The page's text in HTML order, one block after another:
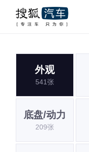
外观
541张
底盘/动力
209张